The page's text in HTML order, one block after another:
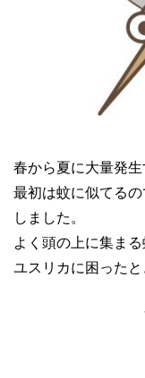
春から夏に大量発生
最初は蚊に似てる
しました。
よく頭の上に集まる
ユスリカに困った